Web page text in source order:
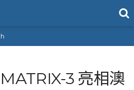
3 亮相澳